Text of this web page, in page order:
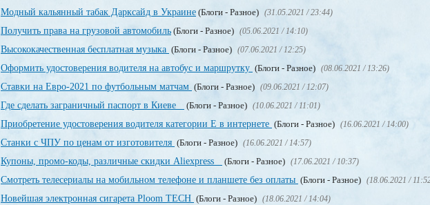
Модный кальянный табак Дарксайд в Украине (Блоги - Разное) (31.05.2021 / 23:44)
Получить права на грузовой автомобиль (Блоги - Разное) (05.06.2021 / 14:10)
Высококачественная бесплатная музыка (Блоги - Разное) (07.06.2021 / 12:25)
Оформить удостоверения водителя на автобус и маршрутку (Блоги - Разное) (08.06.2021 / 13:26)
Ставки на Евро-2021 по футбольным матчам (Блоги - Разное) (09.06.2021 / 12:07)
Где сделать заграничный паспорт в Киеве (Блоги - Разное) (10.06.2021 / 11:01)
Приобретение удостоверения водителя категории Е в интернете (Блоги - Разное) (16.06.2021 / 14:00)
Станки с ЧПУ по ценам от изготовителя (Блоги - Разное) (16.06.2021 / 14:57)
Купоны, промо-коды, различные скидки Aliexpress (Блоги - Разное) (17.06.2021 / 10:37)
Смотреть телесериалы на мобильном телефоне и планшете без оплаты (Блоги - Разное) (18.06.2021 /
Новейшая электронная сигарета Ploom TECH (Блоги - Разное) (18.06.2021 / 14:04)